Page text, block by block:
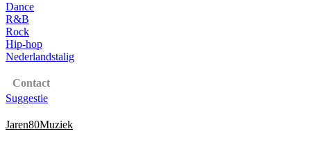
Dance
R&B
Rock
Hip-hop
Nederlandstalig
Contact
Suggestie
Jaren80Muziek